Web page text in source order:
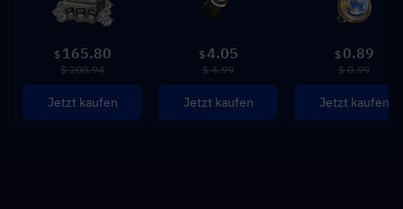
$ 165.80
$ 200.94
Jetzt kaufen
$4.05
$ 4.99
Jetzt kaufen
$ 0.89
$ 0.99
Jetzt kaufen